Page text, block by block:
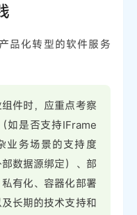
品化转型的软件服务
件时，应重点考察
如是否支持IFrame
业务场景的支持度
部数据源绑定）、部
有化、容器化部署
长期的技术支持和